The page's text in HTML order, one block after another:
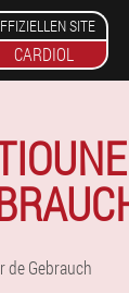
SITE
CARDIOL
Gebrauch